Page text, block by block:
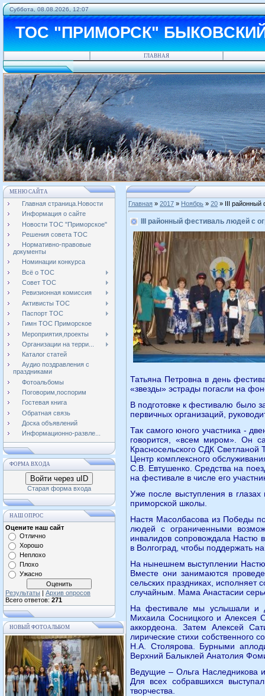
Суббота, 08.08.2026, 12:07
ТОС "ПРИМОРСК"
ГЛАВНАЯ
МЕНЮ САЙТА
Главная страница.Новости
Информация о сайте
Новости ТОС "Приморское"
Решения совета ТОС
Нормативно-правовые
документы
Номинации конкурса
Всё о ТОС
Совет ТОС
Ревизионная комиссия
Активисты ТОС
Паспорт ТОС
Гимн ТОС Приморское
Мероприятия,проекты
Организации на терри...
Каталог статей
Аудио поздравления с
праздниками
Фотоальбомы
Поговорим,поспорим
Гостевая книга
Обратная связь
Доска объявлений
Информационно-развле...
ФОРМА ВХОДА
Войти через uID
Старая форма входа
НАШ ОПРОС
Оцените наш сайт
Отлично
Хорошо
Неплохо
Плохо
Ужасно
Результаты | Архив опросов
Всего ответов: 271
НОВЫЙ ФОТОАЛЬБОМ
Главная » 2017 » Ноябрь » 20 » III районный
III районный фестиваль людей с
Татьяна Петровна в день
«звезды» эстрады погасли на
В подготовке к фестивалю было
первичных организаций,
Так самого юного участника -
говорится, «всем миром». Он
Красносельского СДК Светланой
Центр комплексного
С.В. Евтушенко. Средства на
на фестивале в числе его
Уже после выступления в глазах
приморской школы.
Настя Масолбасова из Победы
людей с ограниченными
инвалидов сопровождала Настю
в Волгоград, чтобы поддержать
На нынешнем выступлении
Вместе они занимаются
сельских праздниках,
случайным. Мама Анастасии
На фестивале мы услышали и
Михаила Сосницкого и Алексея
аккордеона. Затем Алексей
лирические стихи собственного
Н.А. Столярова. Бурными
Верхний Балыклей Анатолия
Ведущие – Ольга Наследникова
Для всех собравшихся
творчества.